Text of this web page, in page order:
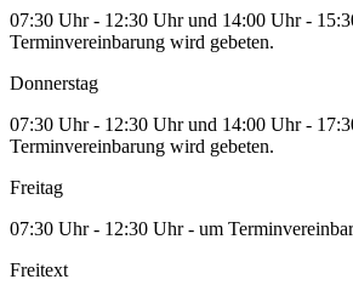
07:30 Uhr - 12:30 Uhr und 14:00 Uhr -
Terminvereinbarung wird gebeten.
Donnerstag
07:30 Uhr - 12:30 Uhr und 14:00 Uhr -
Terminvereinbarung wird gebeten.
Freitag
07:30 Uhr - 12:30 Uhr - um
Freitext